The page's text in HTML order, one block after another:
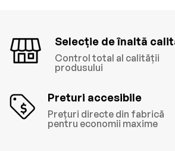
Selecție de înaltă
Control total al calității
produsului
Preturi accesibile
Prețuri directe din fabrică
pentru economii maxime